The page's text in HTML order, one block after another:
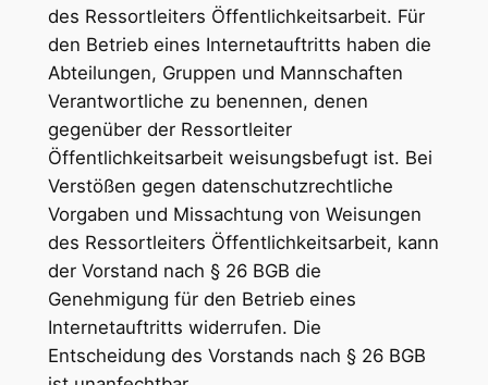
des Ressortleiters Öffentlichkeitsarbeit. Für
den Betrieb eines Internetauftritts haben die
Abteilungen, Gruppen und Mannschaften
Verantwortliche zu benennen, denen
gegenüber der Ressortleiter
Öffentlichkeitsarbeit weisungsbefugt ist. Bei
Verstößen gegen datenschutzrechtliche
Vorgaben und Missachtung von Weisungen
des Ressortleiters Öffentlichkeitsarbeit, kann
der Vorstand nach § 26 BGB die
Genehmigung für den Betrieb eines
Internetauftritts widerrufen. Die
Entscheidung des Vorstands nach § 26 BGB